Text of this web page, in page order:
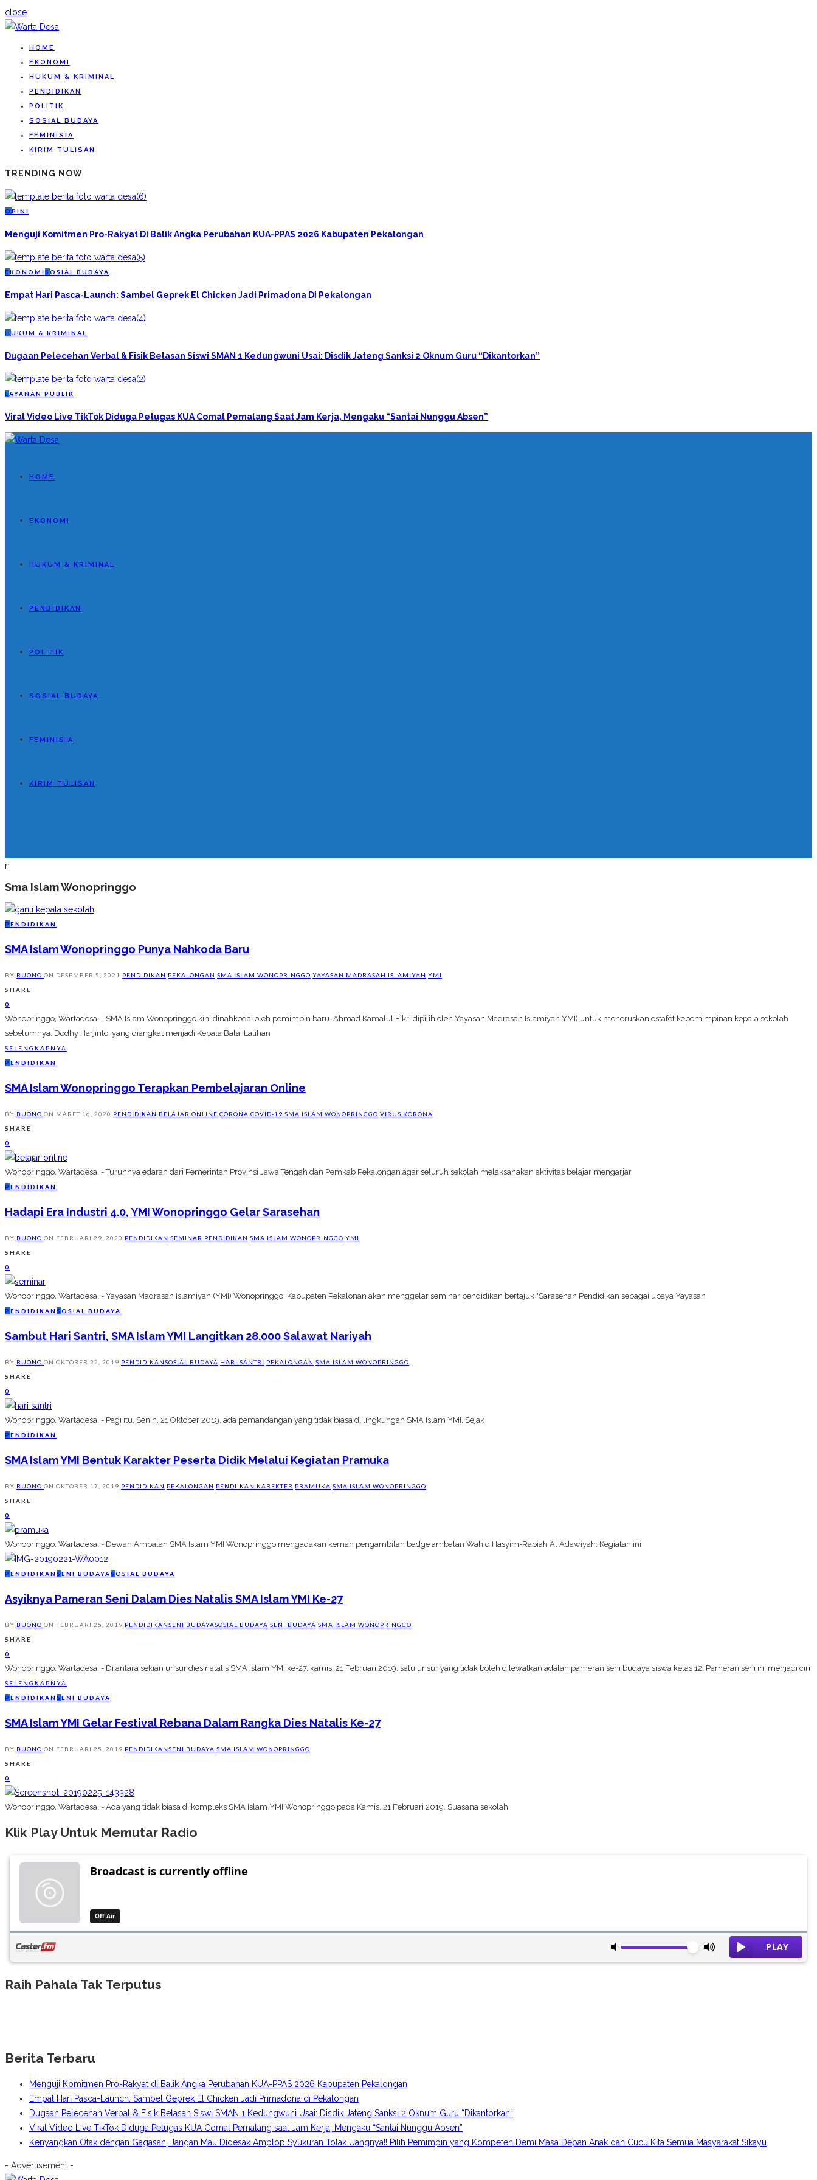
close
HOME
EKONOMI
HUKUM & KRIMINAL
PENDIDIKAN
POLITIK
SOSIAL BUDAYA
FEMINISIA
KIRIM TULISAN
TRENDING NOW
O PINI
Menguji Komitmen Pro-Rakyat Di Balik Angka Perubahan KUA-PPAS 2026 Kabupaten Pekalongan
EKONOMI S OSIAL BUDAYA
Empat Hari Pasca-Launch: Sambel Geprek El Chicken Jadi Primadona Di Pekalongan
H UKUM & KRIMINAL
Dugaan Pelecehan Verbal & Fisik Belasan Siswi SMAN 1 Kedungwuni Usai: Disdik Jateng Sanksi 2 Oknum Guru “Dikantorkan”
L AYANAN PUBLIK
Viral Video Live TikTok Diduga Petugas KUA Comal Pemalang Saat Jam Kerja, Mengaku “Santai Nunggu Absen”
HOME
EKONOMI
HUKUM & KRIMINAL
PENDIDIKAN
POLITIK
SOSIAL BUDAYA
FEMINISIA
KIRIM TULISAN
n
Sma Islam Wonopringgo
P ENDIDIKAN
SMA Islam Wonopringgo Punya Nahkoda Baru
BY BUONO ON DESEMBER 5, 2021 PENDIDIKAN PEKALONGAN SMA ISLAM WONOPRINGGO YAYASAN MADRASAH ISLAMIYAH YMI
SHARE
0
Wonopringgo, Wartadesa. - SMA Islam Wonopringgo kini dinahkodai oleh pemimpin baru. Ahmad Kamalul Fikri dipilih oleh Yayasan Madrasah Islamiyah YMI) untuk meneruskan estafet kepemimpinan kepala sekolah
sebelumnya, Dodhy Harjinto, yang diangkat menjadi Kepala Balai Latihan
SELENGKAPNYA
P ENDIDIKAN
SMA Islam Wonopringgo Terapkan Pembelajaran Online
BY BUONO ON MARET 16, 2020 PENDIDIKAN BELAJAR ONLINE CORONA COVID-19 SMA ISLAM WONOPRINGGO VIRUS KORONA
SHARE
0
Wonopringgo, Wartadesa. - Turunnya edaran dari Pemerintah Provinsi Jawa Tengah dan Pemkab Pekalongan agar seluruh sekolah melaksanakan aktivitas belajar mengarjar
P ENDIDIKAN
Hadapi Era Industri 4.0, YMI Wonopringgo Gelar Sarasehan
BY BUONO ON FEBRUARI 29, 2020 PENDIDIKAN SEMINAR PENDIDIKAN SMA ISLAM WONOPRINGGO YMI
SHARE
0
Wonopringgo, Wartadesa. - Yayasan Madrasah Islamiyah (YMI) Wonopringgo, Kabupaten Pekalonan akan menggelar seminar pendidikan bertajuk "Sarasehan Pendidikan sebagai upaya Yayasan
P ENDIDIKAN S OSIAL BUDAYA
Sambut Hari Santri, SMA Islam YMI Langitkan 28.000 Salawat Nariyah
BY BUONO ON OKTOBER 22, 2019 PENDIDIKANSOSIAL BUDAYA HARI SANTRI PEKALONGAN SMA ISLAM WONOPRINGGO
SHARE
0
Wonopringgo, Wartadesa. - Pagi itu, Senin, 21 Oktober 2019, ada pemandangan yang tidak biasa di lingkungan SMA Islam YMI. Sejak
P ENDIDIKAN
SMA Islam YMI Bentuk Karakter Peserta Didik Melalui Kegiatan Pramuka
BY BUONO ON OKTOBER 17, 2019 PENDIDIKAN PEKALONGAN PENDIIKAN KAREKTER PRAMUKA SMA ISLAM WONOPRINGGO
SHARE
0
Wonopringgo, Wartadesa. - Dewan Ambalan SMA Islam YMI Wonopringgo mengadakan kemah pengambilan badge ambalan Wahid Hasyim-Rabiah Al Adawiyah. Kegiatan ini
P ENDIDIKAN S ENI BUDAYAS OSIAL BUDAYA
Asyiknya Pameran Seni Dalam Dies Natalis SMA Islam YMI Ke-27
BY BUONO ON FEBRUARI 25, 2019 PENDIDIKANSENI BUDAYASOSIAL BUDAYA SENI BUDAYA SMA ISLAM WONOPRINGGO
SHARE
0
Wonopringgo, Wartadesa. - Di antara sekian unsur dies natalis SMA Islam YMI ke-27, kamis. 21 Februari 2019, satu unsur yang tidak boleh dilewatkan adalah pameran seni budaya siswa kelas 12. Pameran seni ini menjadi ciri
SELENGKAPNYA
P ENDIDIKAN S ENI BUDAYA
SMA Islam YMI Gelar Festival Rebana Dalam Rangka Dies Natalis Ke-27
BY BUONO ON FEBRUARI 25, 2019 PENDIDIKANSENI BUDAYA SMA ISLAM WONOPRINGGO
SHARE
0
Wonopringgo, Wartadesa. - Ada yang tidak biasa di kompleks SMA Islam YMI Wonopringgo pada Kamis, 21 Februari 2019. Suasana sekolah
Klik Play Untuk Memutar Radio
Raih Pahala Tak Terputus
Berita Terbaru
Menguji Komitmen Pro-Rakyat di Balik Angka Perubahan KUA-PPAS 2026 Kabupaten Pekalongan
Empat Hari Pasca-Launch: Sambel Geprek El Chicken Jadi Primadona di Pekalongan
Dugaan Pelecehan Verbal & Fisik Belasan Siswi SMAN 1 Kedungwuni Usai: Disdik Jateng Sanksi 2 Oknum Guru “Dikantorkan”
Viral Video Live TikTok Diduga Petugas KUA Comal Pemalang saat Jam Kerja, Mengaku “Santai Nunggu Absen”
Kenyangkan Otak dengan Gagasan, Jangan Mau Didesak Amplop Syukuran Tolak Uangnya!! Pilih Pemimpin yang Kompeten Demi Masa Depan Anak dan Cucu Kita Semua Masyarakat Sikayu
- Advertisement -